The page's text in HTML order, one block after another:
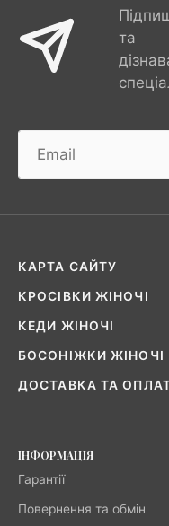
та
КАРТА САЙТУ
КРОСІВКИ ЖІНОЧІ
КЕДИ ЖІНОЧІ
БОСОНІЖКИ ЖІНОЧІ
ДОСТАВКА ТА
ІНФОРМАЦІЯ
Гарантії
Повернення та обмін